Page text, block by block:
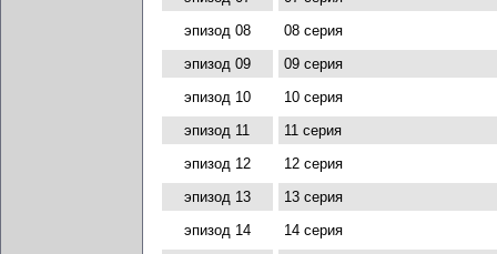
эпизод 08
08 серия
эпизод 09
09 серия
эпизод 10
10 серия
эпизод 11
11 серия
эпизод 12
12 серия
эпизод 13
13 серия
эпизод 14
14 серия